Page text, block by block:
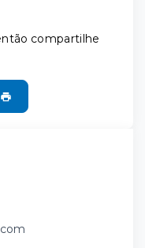
compartilhe